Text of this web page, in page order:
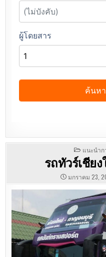
POSTED
IN
แนะนำก
รถทัวร์เชีย
มกราคม 23,